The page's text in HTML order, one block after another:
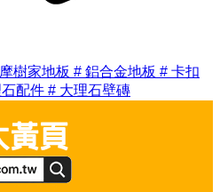
摩樹家地板 # 鋁合金地板 # 卡扣
配件 # 大理石壁磚